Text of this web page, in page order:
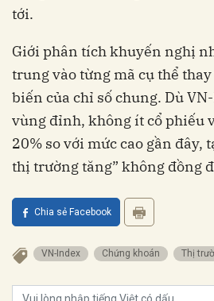
tới.
Giới phân tích khuyến nghị
trung vào từng mã cụ thể
biến của chỉ số chung. Dù
vùng đỉnh, không ít cổ phiếu
20% so với mức cao gần đây,
thị trường tăng” không đồng
Chia sẻ Facebook
VN-Index chứng khoán thị